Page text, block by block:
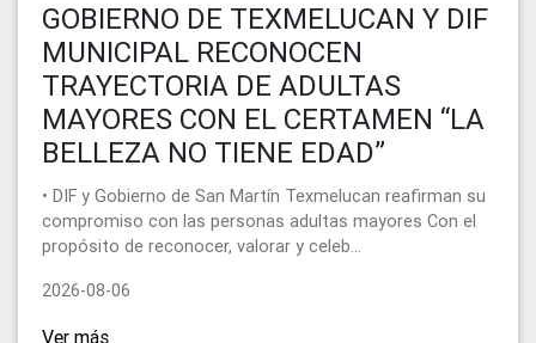
GOBIERNO DE TEXMELUCAN Y DIF
MUNICIPAL RECONOCEN
TRAYECTORIA DE ADULTAS
MAYORES CON EL CERTAMEN “LA
BELLEZA NO TIENE EDAD”
• DIF y Gobierno de San Martín Texmelucan reafirman su
compromiso con las personas adultas mayores Con el
propósito de reconocer, valorar y celeb...
2026-08-06
Ver más